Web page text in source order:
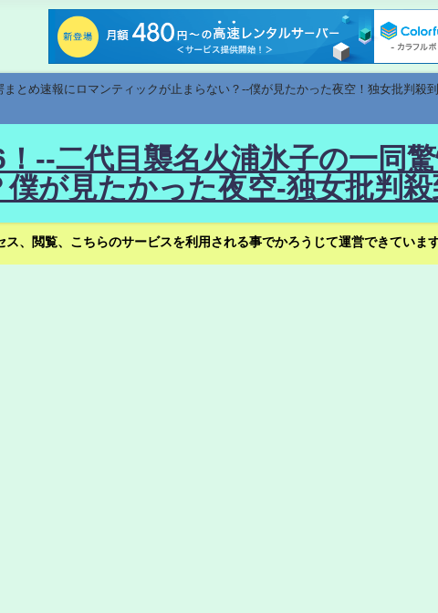
とめ速報にロマンティックが止まらない？--僕が見たかった夜空！独女批判殺
--二代目襲名火浦氷子の一同
が見たかった夜空-独女批判
、閲覧、こちらのサービスを利用される事でかろうじて運営できていま